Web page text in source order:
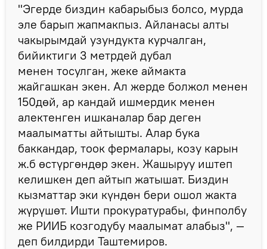
"Эгерде биздин кабарыбыз болсо, мурда
эле барып жапмакпыз. Айланасы алты
чакырымдай узундукта курчалган,
бийиктиги 3 метрдей дубал
менен тосулган, жеке аймакта
жайгашкан экен. Ал жерде болжол менен
150дөй, ар кандай ишмердик менен
алектенген ишканалар бар деген
маалыматты айтышты. Алар бука
баккандар, тоок фермалары, козу карын
ж.б өстүргөндөр экен. Жашыруу иштеп
келишкен деп айтып жатышат. Биздин
кызматтар эки күндөн бери ошол жакта
жүрүшөт. Ишти прокуратурабы, финполбу
же РИИБ козгодубу маалымат алабыз", —
деп билдирди Таштемиров.